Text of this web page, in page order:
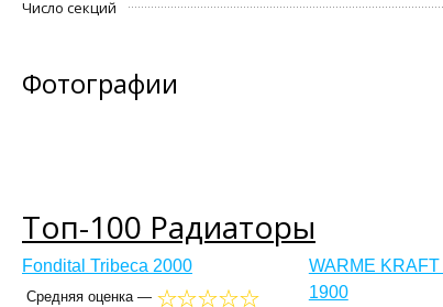
Число секций
Фотографии
Топ-100 Радиаторы
Fondital Tribeca 2000
Средняя оценка —
WARME
1900